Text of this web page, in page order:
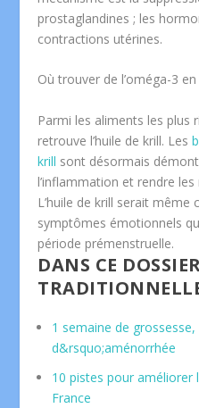
prostaglandines ; les
contractions utérines.
Où trouver de l’oméga-3
Parmi les aliments les plus
retrouve l’huile de krill. Les
krill sont désormais
l’inflammation et rendre
L’huile de krill serait même
symptômes émotionnels
période prémenstruelle.
DANS CE
1 semaine de
d&rsquo;aménorrhée
10 pistes pour améliorer
France